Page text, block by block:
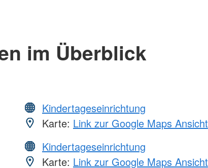
im Überblick
Kindertageseinrichtung
Karte: Link zur Google Maps Ansicht
Kindertageseinrichtung
Karte: Link zur Google Maps Ansicht